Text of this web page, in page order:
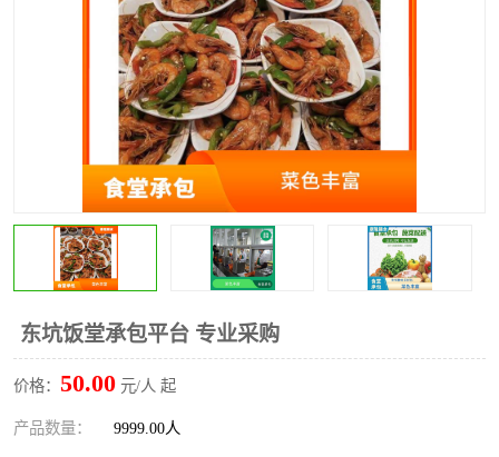
东坑饭堂承包平台 专业采购
价格： 50.00 元/人 起
产品数量： 9999.00人